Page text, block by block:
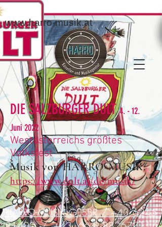
www.harro-musik.at
DIE SALZBURGER DULT4. - 12.
Juni 2022
Westösterreichs größtes
Volksfest
Musik von HARRO-MUSIK:
https://www.dult.at/de/musik/
HARRO-MUSIK GESBR / +43 6245